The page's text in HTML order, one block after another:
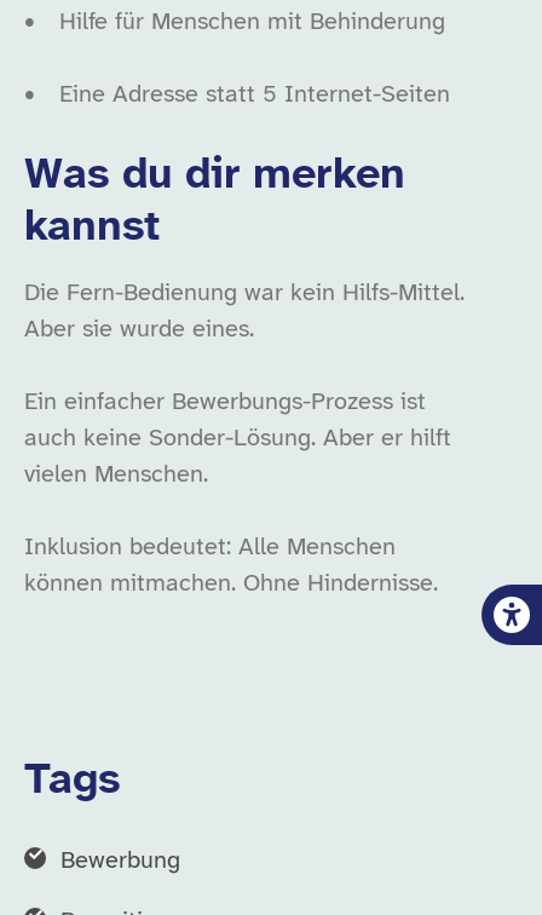
• Hilfe für Menschen mit Behinderung
• Eine Adresse statt 5 Internet-Seiten
Was du dir merken
kannst
Die Fern-Bedienung war kein Hilfs-Mittel.
Aber sie wurde eines.
Ein einfacher Bewerbungs-Prozess ist
auch keine Sonder-Lösung. Aber er hilft
vielen Menschen.
Inklusion bedeutet: Alle Menschen
können mitmachen. Ohne Hindernisse.
Tags
Bewerbung